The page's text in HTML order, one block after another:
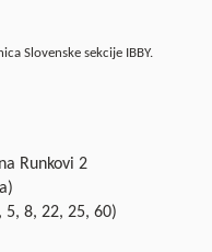
Slovenske sekcije IBBY.
Runkovi 2
5, 8, 22, 25, 60)